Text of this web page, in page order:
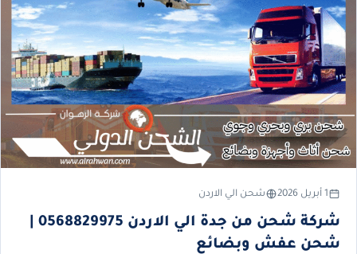
1 أبريل 2026 شحن الي الاردن
شحن عفش وبضائع